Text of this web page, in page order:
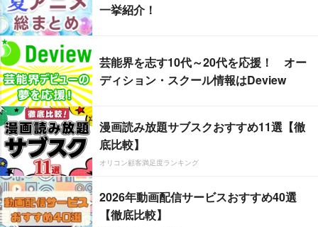
一挙紹介！
芸能界を志す10代～20代を応援！ オー
ディション・スクール情報はDeview
漫画読み放題サブスクおすすめ11選【徹
底比較】
オリコン顧客満足度ランキング
2026年動画配信サービスおすすめ40選
【徹底比較】